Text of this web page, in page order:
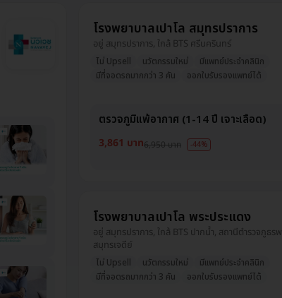
โรงพยาบาลเปาโล สมุทรปราการ
อยู่ สมุทรปราการ, ใกล้ BTS ศรีนครินทร์
ไม่ Upsell นวัตกรรมใหม่
มีแพทย์ประจำคลินิก
มีที่จอดรถมากกว่า 3 คัน
ออกใบรับรองแพทย์ได้
ตรวจภูมิแพ้อากาศ (1-14 ปี เจาะเลือด)
3,861 บาท6,950 บาท -44%
โรงพยาบาลเปาโล พระประแดง
อยู่ สมุทรปราการ, ใกล้ BTS ปากน้ำ, สถานีตำรวจภูธรพ
สมุทรเจดีย์
ไม่ Upsell นวัตกรรมใหม่
มีแพทย์ประจำคลินิก
มีที่จอดรถมากกว่า 3 คัน
ออกใบรับรองแพทย์ได้